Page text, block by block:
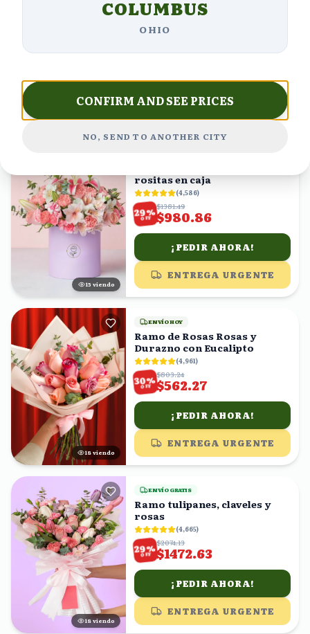
Rosa
$1850.00
¡PEDIR AHORA!
ENTREGA URGENTE
15 viendo
rositas en caja
(4,586)
29%
OFF
$1381.49
$980.86
¡PEDIR AHORA!
ENTREGA URGENTE
17 viendo
ENVÍO HOY
Ramo de Rosas Rosas y
Durazno con Eucalipto
(4,961)
30%
OFF
$803.24
$562.27
¡PEDIR AHORA!
ENTREGA URGENTE
17viendo
ENVÍO GRATIS
Ramo tulipanes, claveles y
rosas
(4,665)
29%
OFF
$2074.13
$1472.63
¡PEDIR AHORA!
ENTREGA URGENTE
COLUMBUS
OHIO
CONFIRM AND SEE PRICES
NO, SEND TO ANOTHER CITY